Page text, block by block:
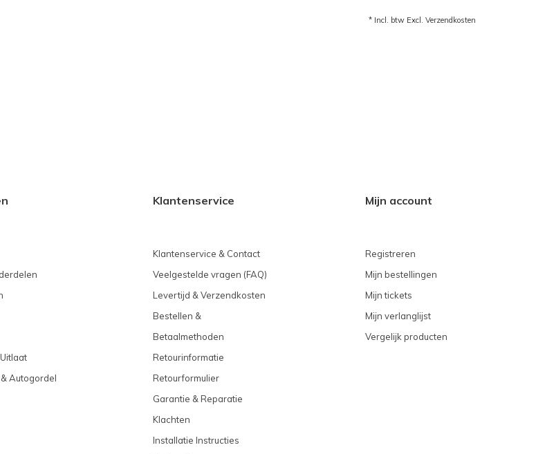
* Incl. btw Excl. Verzendkosten
Autogordel
Klantenservice
Klantenservice & Contact
Veelgestelde vragen (FAQ)
Levertijd & Verzendkosten
Bestellen &
Betaalmethoden
Retourinformatie
Retourformulier
Garantie & Reparatie
Klachten
Installatie Instructies
Mijn account
Registreren
Mijn bestellingen
Mijn tickets
Mijn verlanglijst
Vergelijk producten